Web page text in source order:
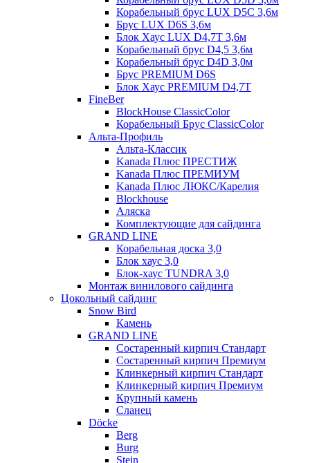
Корабельный брус LUX D5C 3,6м
Брус LUX D6S 3,6м
Блок Хаус LUX D4,7T 3,6м
Корабельный брус D4,5 3,6м
Корабельный брус D4D 3,0м
Брус PREMIUM D6S
Блок Хаус PREMIUM D4,7T
FineBer
BlockHouse ClassicColor
Корабельный Брус ClassicColor
Альта-Профиль
Альта-Классик
Kanada Плюс ПРЕСТИЖ
Kanada Плюс ПРЕМИУМ
Kanada Плюс ЛЮКС/Карелия
Blockhouse
Аляска
Комплектующие для сайдинга
GRAND LINE
Корабельная доска 3,0
Блок хаус 3,0
Блок-хаус TUNDRA 3,0
Монтаж винилового сайдинга
Цокольный сайдинг
Snow Bird
Камень
GRAND LINE
Состаренный кирпич Стандарт
Состаренный кирпич Премиум
Клинкерный кирпич Стандарт
Клинкерный кирпич Премиум
Крупный камень
Сланец
Döcke
Berg
Burg
Stein